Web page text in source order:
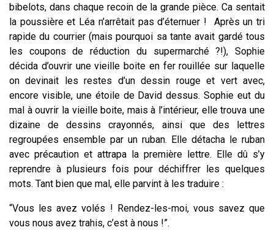
bibelots, dans chaque recoin de la grande pièce. Ca sentait
la poussière et Léa n’arrêtait pas d’éternuer ! Après un tri
rapide du courrier (mais pourquoi sa tante avait gardé tous
les coupons de réduction du supermarché ?!), Sophie
décida d’ouvrir une vieille boite en fer rouillée sur laquelle
on devinait les restes d’un dessin rouge et vert avec,
encore visible, une étoile de David dessus. Sophie eut du
mal à ouvrir la vieille boite, mais à l’intérieur, elle trouva une
dizaine de dessins crayonnés, ainsi que des lettres
regroupées ensemble par un ruban. Elle détacha le ruban
avec précaution et attrapa la première lettre. Elle dû s’y
reprendre à plusieurs fois pour déchiffrer les quelques
mots. Tant bien que mal, elle parvint à les traduire :
“Vous les avez volés ! Rendez-les-moi, vous savez que
vous nous avez trahis, c’est à nous !”.